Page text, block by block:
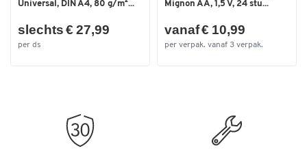
Universal, DIN A4, 80 g/m²...
slechts € 27,99
per ds
Mignon AA, 1,5 V, 24 stu...
vanaf € 10,99
per verpak. vanaf 3 verpak.